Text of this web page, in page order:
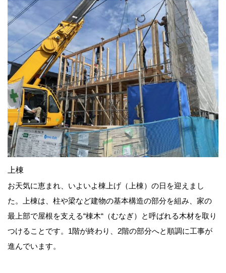
上棟
お天気に恵まれ、いよいよ棟上げ（上棟）の日を迎えまし
た。上棟は、柱や梁など建物の基本構造の部分を組み、家の
最上部で屋根を支える“棟木“（むなぎ）と呼ばれる木材を取り
つけることです。1階が終わり、2階の部分へと順調に工事が
進んでいます。